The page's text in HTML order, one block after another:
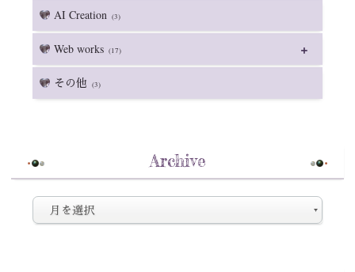
AI Creation (3)
Web works (17)
その他 (3)
Archive